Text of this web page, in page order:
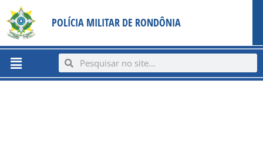
content
para
conteúdo
POLÍCIA MILITAR DE RONDÔNIA
Menu SearchSearch